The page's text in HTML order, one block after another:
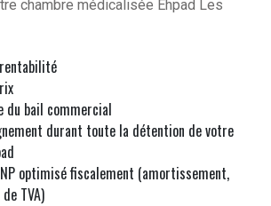
chambre médicalisée Ehpad Les
du bail commercial
durant toute la détention de votre
optimisé fiscalement (amortissement,
TVA)